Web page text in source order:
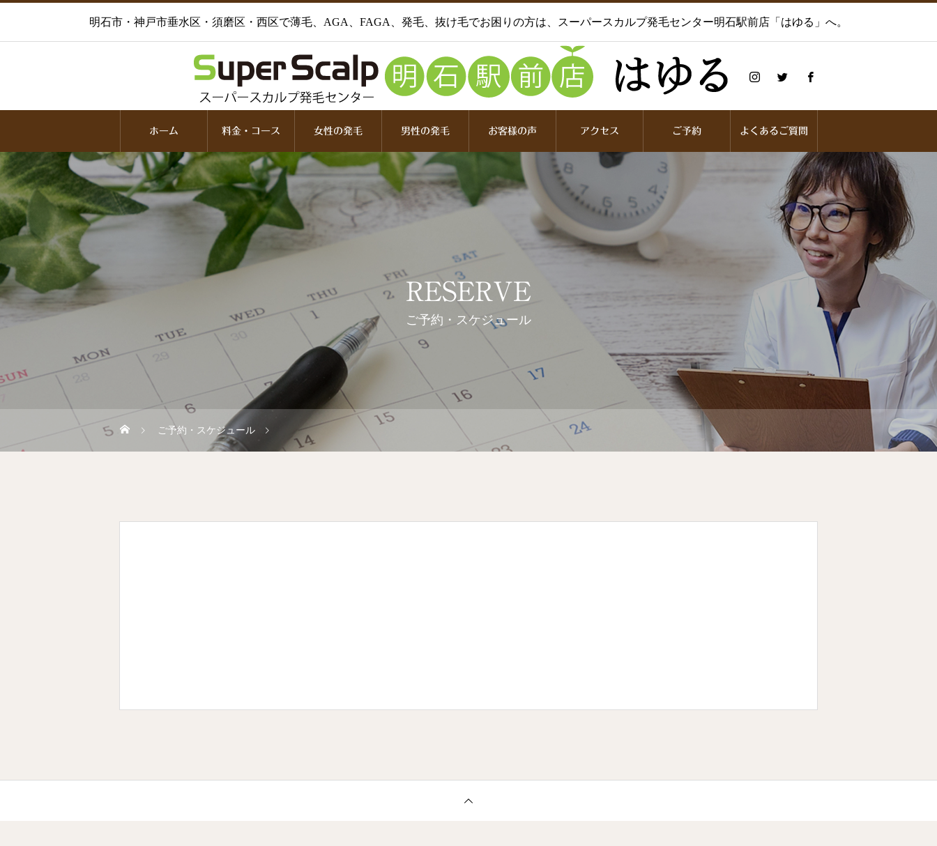
明石市・神戸市垂水区・須磨区・西区で薄毛、AGA、FAGA、発毛、抜け毛でお困りの方は、スーパースカルプ発毛センター明石駅前店「はゆる」へ。
ホーム 料金・コース 女性の発毛 男性の発毛 お客様の声 アクセス ご予約 よくあるご質問
RESERVE
ご予約・スケジュール
ご予約・スケジュール